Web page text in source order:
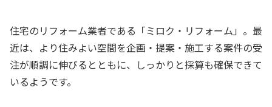
住宅のリフォーム業者である「ミロク・リフォーム」。最
近は、より住みよい空間を企画・提案・施工する案件の受
注が順調に伸びるとともに、しっかりと採算も確保できて
いるようです。